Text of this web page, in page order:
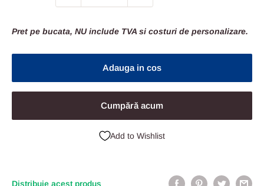
Pret pe bucata, NU include TVA si costuri de personalizare.
Adauga in cos
Cumpără acum
Add to Wishlist
Distribuie acest produs